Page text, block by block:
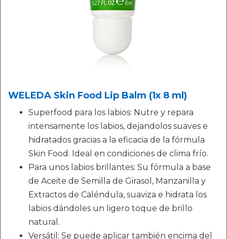
WELEDA Skin Food Lip Balm (1x 8 ml)
Superfood para los labios: Nutre y repara
intensamente los labios, dejandolos suaves e
hidratados gracias a la eficacia de la fórmula
Skin Food. Ideal en condiciones de clima frío.
Para unos labios brillantes: Su fórmula a base
de Aceite de Semilla de Girasol, Manzanilla y
Extractos de Caléndula, suaviza e hidrata los
labios dándoles un ligero toque de brillo
natural.
Versátil: Se puede aplicar también encima del